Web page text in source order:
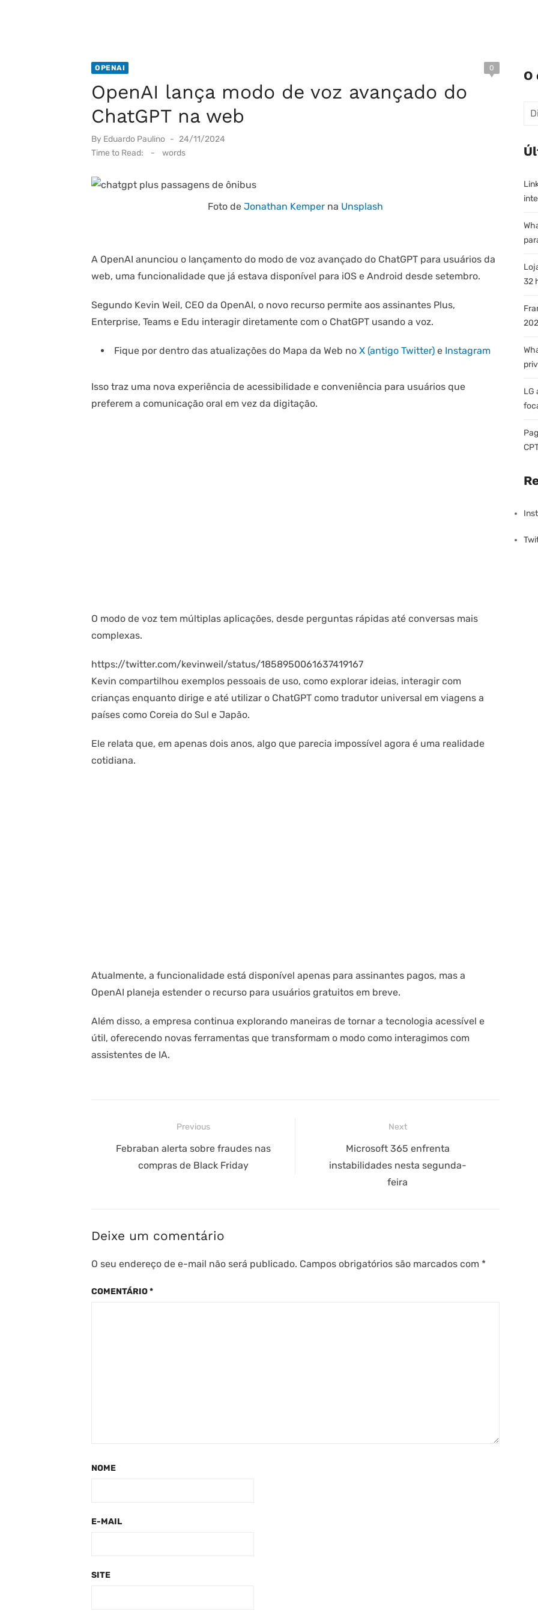
OPENAI 0
OpenAI lança modo de voz avançado do
ChatGPT na web
By Eduardo Paulino
Posted
on
24/11/2024
Time to Read:
- words
Foto de Jonathan Kemper na Unsplash
A OpenAI anunciou o lançamento do modo de voz avançado do ChatGPT para usuários da
web, uma funcionalidade que já estava disponível para iOS e Android desde setembro.
Segundo Kevin Weil, CEO da OpenAI, o novo recurso permite aos assinantes Plus,
Enterprise, Teams e Edu interagir diretamente com o ChatGPT usando a voz.
Fique por dentro das atualizações do Mapa da Web no X (antigo Twitter)e Instagram
Isso traz uma nova experiência de acessibilidade e conveniência para usuários que
preferem a comunicação oral em vez da digitação.
O modo de voz tem múltiplas aplicações, desde perguntas rápidas até conversas mais
complexas.
https://twitter.com/kevinweil/status/1858950061637419167
Kevin compartilhou exemplos pessoais de uso, como explorar ideias, interagir com
crianças enquanto dirige e até utilizar o ChatGPT como tradutor universal em viagens a
países como Coreia do Sul e Japão.
Ele relata que, em apenas dois anos, algo que parecia impossível agora é uma realidade
cotidiana.
Atualmente, a funcionalidade está disponível apenas para assinantes pagos, mas a
OpenAI planeja estender o recurso para usuários gratuitos em breve.
Além disso, a empresa continua explorando maneiras de tornar a tecnologia acessível e
útil, oferecendo novas ferramentas que transformam o modo como interagimos com
assistentes de IA.
NavegaçãoPrevious
Previous
Febraban alerta sobre fraudes nas
compras de Black Friday
Next
post:
Microsoft 365 enfrenta
instabilidades nesta segunda-
feira
Deixe um comentário
O seu endereço de e-mail não será publicado. Campos obrigatórios são marcados com *
COMENTÁRIO*
NOME
E-MAIL
SITE
O
32
LG